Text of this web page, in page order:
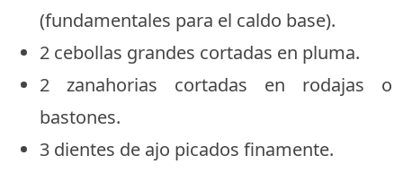
(fundamentales para el caldo base).
2 cebollas grandes cortadas en pluma.
2 zanahorias cortadas en rodajas o
bastones.
3 dientes de ajo picados finamente.